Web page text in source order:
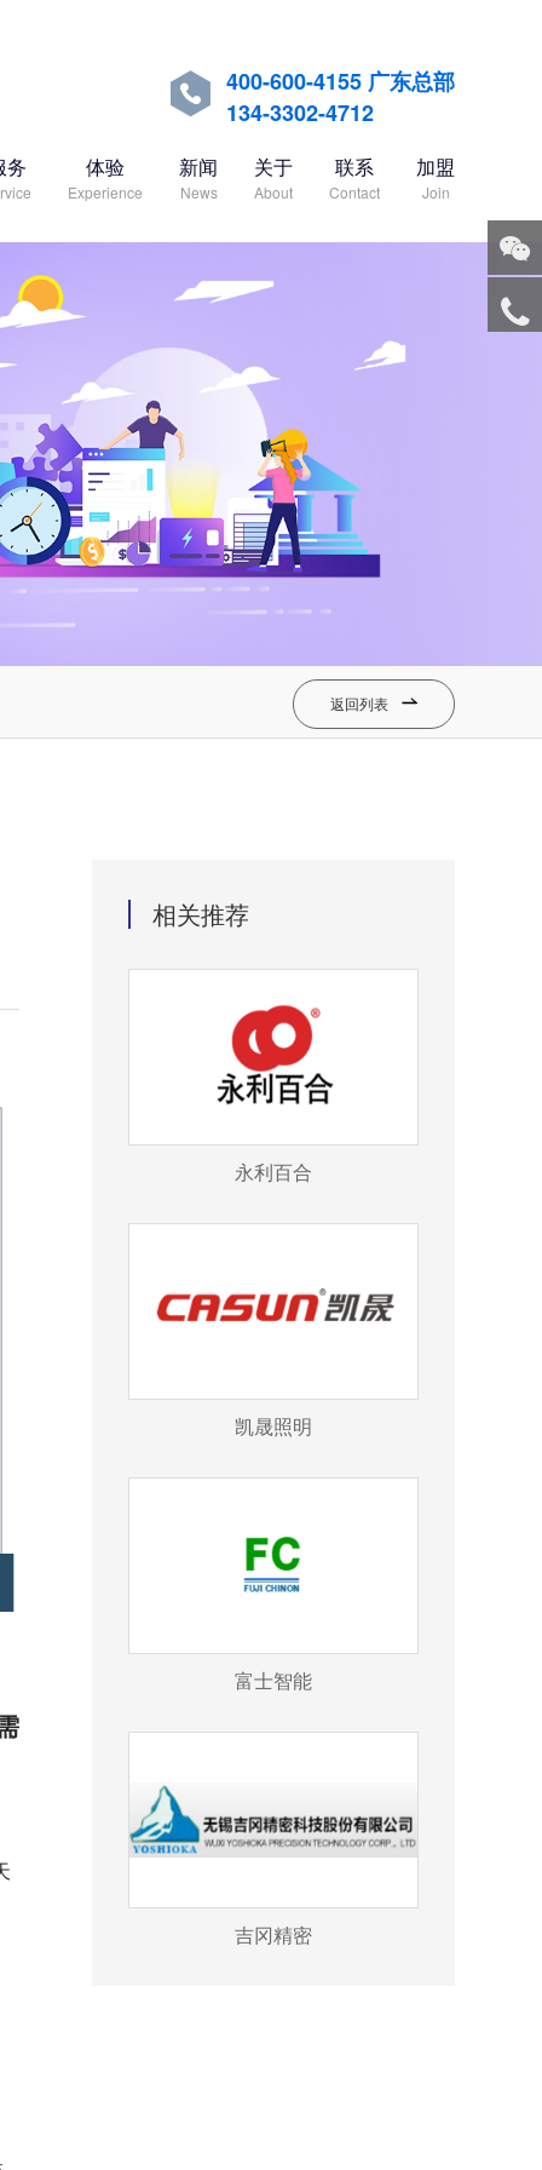

400-600-4155 广东总部
134-3302-4712
务 体验
Experience
新闻
News
关于
About
联系
Contact
加盟
Join
返回列表 
相关推荐
永利百合
凯晟照明
富士智能
吉冈精密
微信